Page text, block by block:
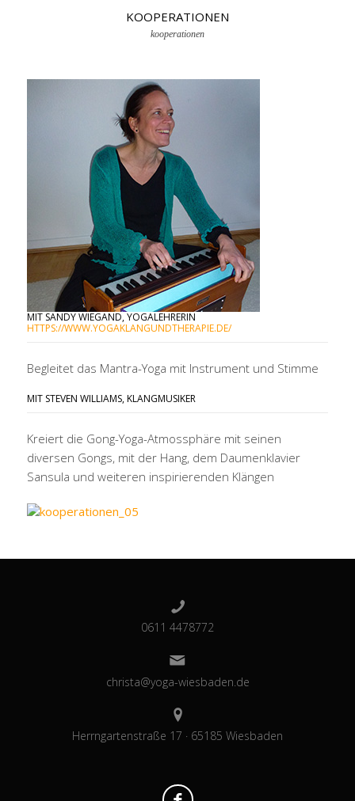
KOOPERATIONEN
kooperationen
MIT SANDY WIEGAND, YOGALEHRERIN
HTTPS://WWW.YOGAKLANGUNDTHERAPIE.DE/
Begleitet das Mantra-Yoga mit Instrument und Stimme
MIT STEVEN WILLIAMS, KLANGMUSIKER
Kreiert die Gong-Yoga-Atmossphäre mit seinen
diversen Gongs, mit der Hang, dem Daumenklavier
Sansula und weiteren inspirierenden Klängen
0611 4478772
christa@yoga-wiesbaden.de
Herrngartenstraße 17 · 65185 Wiesbaden